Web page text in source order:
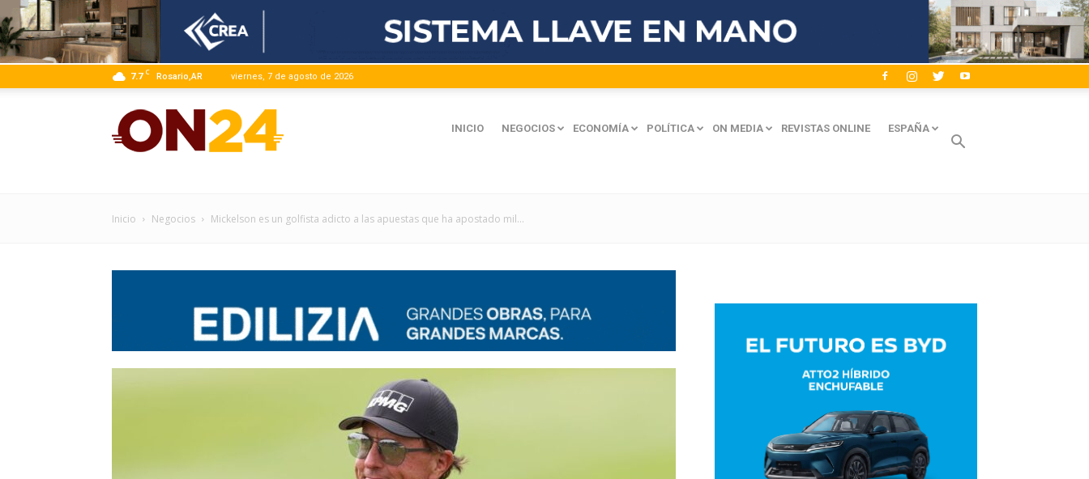
7.7 C Rosario,AR viernes, 7 de agosto de 2026
|
Periodismo
INICIO NEGOCIOS ECONOMÍA POLÍTICA ON MEDIA REVISTAS ONLINE ESPAÑA
Inicio Negocios Mickelson es un golfista adicto a las apuestas que ha apostado mil...